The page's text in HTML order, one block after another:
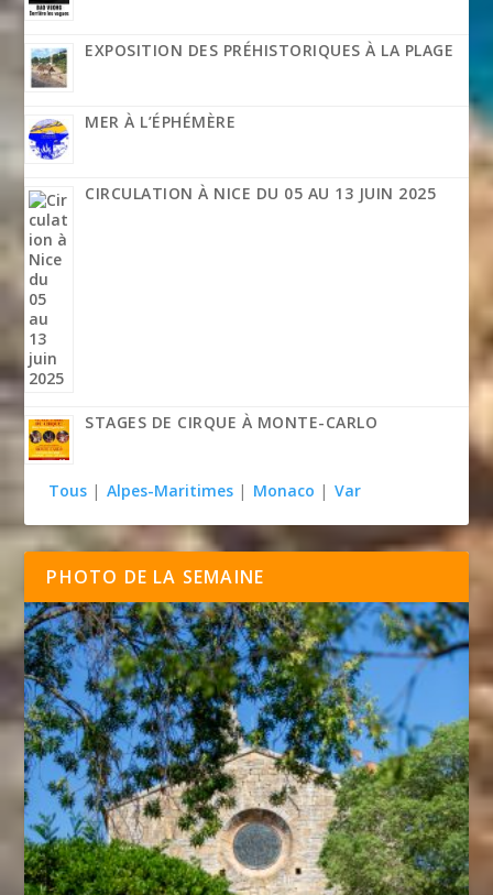
EXPOSITION DES PRÉHISTORIQUES À LA PLAGE
MER À L’ÉPHÉMÈRE
CIRCULATION À NICE DU 05 AU 13 JUIN 2025
STAGES DE CIRQUE À MONTE-CARLO
Tous | Alpes-Maritimes | Monaco | Var
PHOTO DE LA SEMAINE